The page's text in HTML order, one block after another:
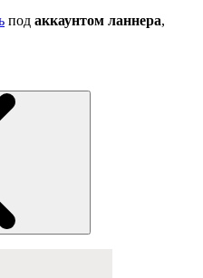
под аккаунтом ланнера,